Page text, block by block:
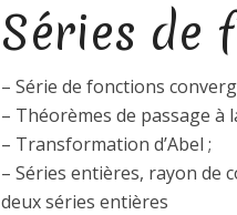
Séries de
– Série de fonctions
– Théorèmes de passage à
– Transformation d’Abel ;
– Séries entières, rayon de
deux séries entières